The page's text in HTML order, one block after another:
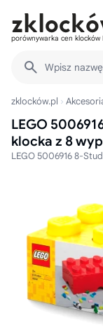
porównywarka cen klocków
Wpisz
zklocków.pl
LEGO
klocka z 8
LEGO 5006916 8-